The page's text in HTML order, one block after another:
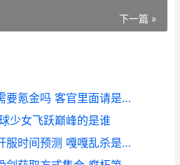
下一篇 »
客官里面请手机游戏需要氪金吗 客官里面请是什么意思
少女飞跃巅峰的是谁
我嘎嘎乱杀手机游戏开服时间预测 嘎嘎乱杀是谁说的